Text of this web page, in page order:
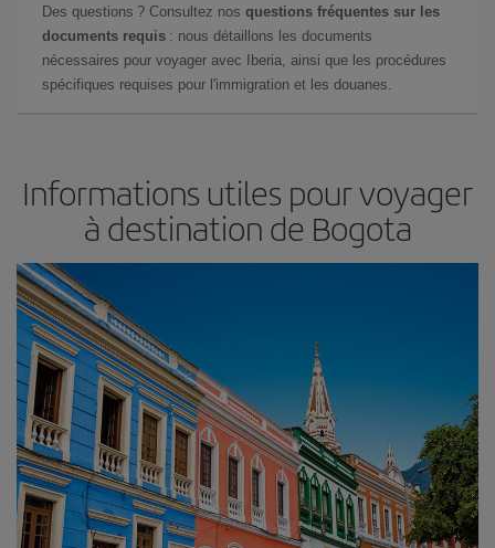
Des questions ? Consultez nos questions fréquentes sur les
documents requis : nous détaillons les documents
nécessaires pour voyager avec Iberia, ainsi que les procédures
spécifiques requises pour l'immigration et les douanes.
Informations utiles pour voyager
à destination de Bogota